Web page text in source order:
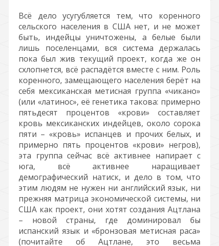
Всё дело усугубляется тем, что коренного
сельского населения в США нет, и не может
быть, индейцы уничтожены, а белые были
лишь поселенцами, вся система держалась
пока был жив текущий проект, когда же он
схлопнется, всё распадётся вместе с ним. Роль
коренного, замещающего населения берёт на
себя мексиканская метисная группа «чикано»
(или «латинос», её генетика такова: примерно
пятьдесят процентов «крови» составляет
кровь мексиканских индейцев, около сорока
пяти – «кровь» испанцев и прочих белых, и
примерно пять процентов «крови» негров),
эта группа сейчас всё активнее напирает с
юга, всё активнее наращивает
демографический натиск, и дело в том, что
этим людям не нужен ни английский язык, ни
прежняя матрица экономической системы, ни
США как проект, они хотят создания Ацтлана
– новой страны, где доминировал бы
испанский язык и «бронзовая метисная раса»
(почитайте об Ацтлане, это весьма